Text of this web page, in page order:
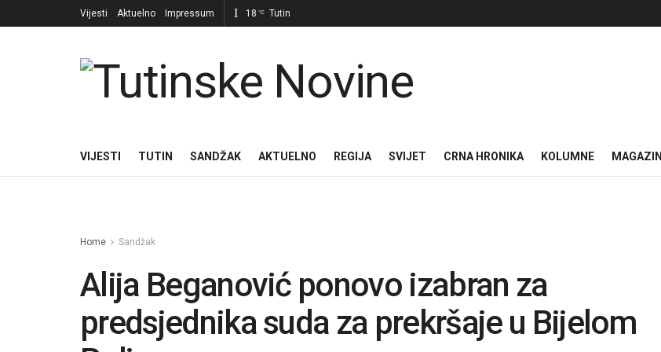
Vijesti Aktuelno Impressum 18 °C Tutin
VIJESTI TUTIN SANDŽAK AKTUELNO REGIJA SVIJET CRNA HRONIKA KOLUMNE MAGAZIN
Home Sandžak
Alija Beganović ponovo izabran za
predsjednika suda za prekršaje u Bijelom